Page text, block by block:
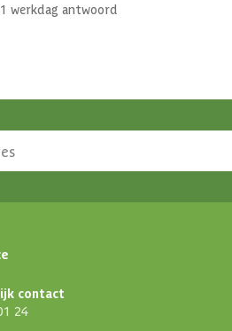
werkdag antwoord
contact
24